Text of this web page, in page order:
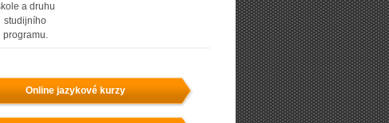
a druhu
studijního
programu.
Online jazykové kurzy